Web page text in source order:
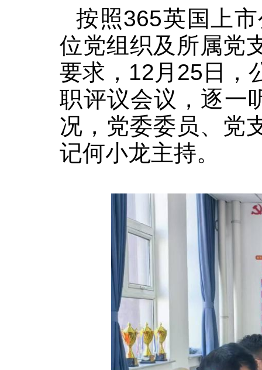
按照365英国上
位党组织及所属党
要求，12月25日，
职评议会议，逐一
况，党委委员、党
记何小龙主持。